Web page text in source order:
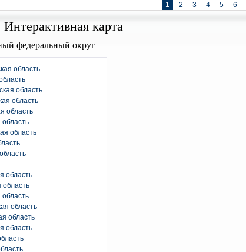
1 2 3 4 5 6
карта
федеральный округ
область
область
область
область
область
область
область
область
область
область
область
область